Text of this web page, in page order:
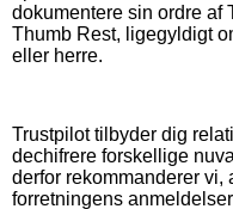
dokumentere sin ordre af
Thumb Rest, ligegyldigt
eller herre.
Trustpilot tilbyder dig
dechifrere forskellige
derfor rekommanderer
forretningens